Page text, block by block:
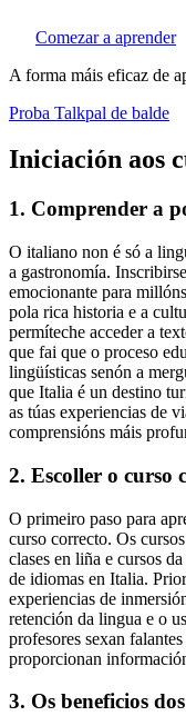
Comezar a aprender
A forma máis eficaz de
Proba Talkpal de balde
Iniciación aos
1. Comprender a
O italiano non é só a
a gastronomía.
emocionante para
pola rica historia e a
permíteche acceder a
que fai que o proceso
lingüísticas senón a
que Italia é un destino
as túas experiencias de
comprensións máis
2. Escoller o curso
O primeiro paso para
curso correcto. Os
clases en liña e cursos
de idiomas en Italia.
experiencias de
retención da lingua e o
profesores sexan
proporcionan
3. Os beneficios